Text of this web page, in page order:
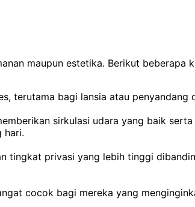
maupun estetika. Berikut beberapa
terutama bagi lansia atau
sirkulasi udara yang baik
hari.
tingkat privasi yang lebih tinggi
cocok bagi mereka yang